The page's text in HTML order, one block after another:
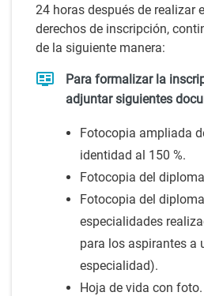
24 horas después de realizar
derechos de inscripción,
de la siguiente manera:
Para formalizar la
adjuntar siguientes
Fotocopia ampliada
identidad al 150 %.
Fotocopia del
Fotocopia del
especialidades
para los aspirantes a
especialidad).
Hoja de vida con foto.